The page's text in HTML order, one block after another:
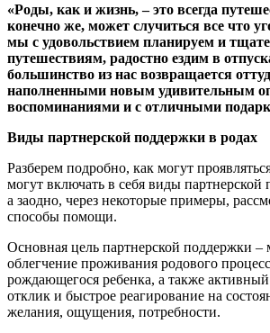
«Роды, как и жизнь, – это всегда
конечно же, может случиться все что
мы с удовольствием планируем и
путешествиям, радостно ездим в
большинство из нас возвращается
наполненными новым удивительным
воспоминаниями и с отличными
Виды партнерской поддержки в родах
Разберем подробно, как могут
могут включать в себя виды партнерской
а заодно, через некоторые примеры,
способы помощи.
Основная цель партнерской поддержки –
облегчение проживания родового
рождающегося ребенка, а также
отклик и быстрое реагирование на
желания, ощущения, потребности.